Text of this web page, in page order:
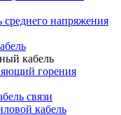
среднего напряжения
кабель
горения
связи
кабель